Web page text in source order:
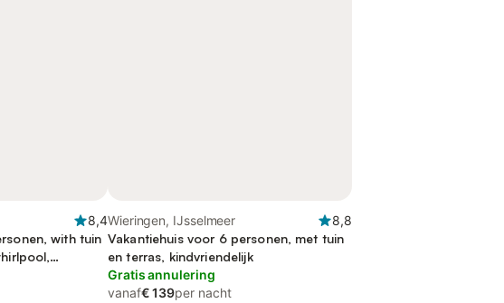
8,4
with tuin
Wieringen, IJsselmeer
8,8
Vakantiehuis voor 6 personen, met tuin
en terras, kindvriendelijk
Gratis annulering
vanaf€ 139per nacht